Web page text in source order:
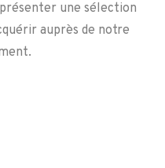
une sélection
auprès de notre